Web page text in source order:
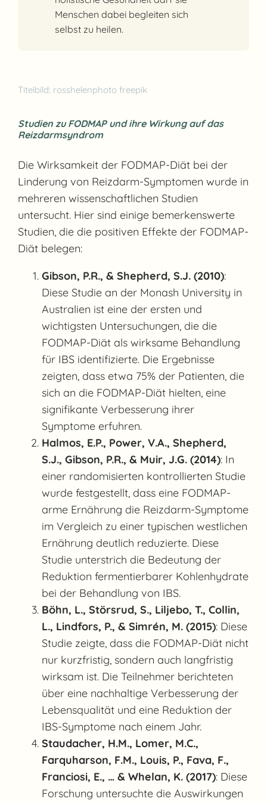
Menschen dabei begleiten sich
selbst zu heilen.
Titelbild: rosshelenphoto freepik
Studien zu FODMAP und ihre Wirkung auf das
Reizdarmsyndrom
Die Wirksamkeit der FODMAP-Diät bei der
Linderung von Reizdarm-Symptomen wurde in
mehreren wissenschaftlichen Studien
untersucht. Hier sind einige bemerkenswerte
Studien, die die positiven Effekte der FODMAP-
Diät belegen:
Gibson, P.R., & Shepherd, S.J. (2010):
Diese Studie an der Monash University in
Australien ist eine der ersten und
wichtigsten Untersuchungen, die die
FODMAP-Diät als wirksame Behandlung
für IBS identifizierte. Die Ergebnisse
zeigten, dass etwa 75% der Patienten, die
sich an die FODMAP-Diät hielten, eine
signifikante Verbesserung ihrer
Symptome erfuhren.
Halmos, E.P., Power, V.A., Shepherd,
S.J., Gibson, P.R., & Muir, J.G. (2014): In
einer randomisierten kontrollierten Studie
wurde festgestellt, dass eine FODMAP-
arme Ernährung die Reizdarm-Symptome
im Vergleich zu einer typischen westlichen
Ernährung deutlich reduzierte. Diese
Studie unterstrich die Bedeutung der
Reduktion fermentierbarer Kohlenhydrate
bei der Behandlung von IBS.
Böhn, L., Störsrud, S., Liljebo, T., Collin,
L., Lindfors, P., & Simrén, M. (2015): Diese
Studie zeigte, dass die FODMAP-Diät nicht
nur kurzfristig, sondern auch langfristig
wirksam ist. Die Teilnehmer berichteten
über eine nachhaltige Verbesserung der
Lebensqualität und eine Reduktion der
IBS-Symptome nach einem Jahr.
Staudacher, H.M., Lomer, M.C.,
Farquharson, F.M., Louis, P., Fava, F.,
Franciosi, E., … & Whelan, K. (2017): Diese
Forschung untersuchte die Auswirkungen